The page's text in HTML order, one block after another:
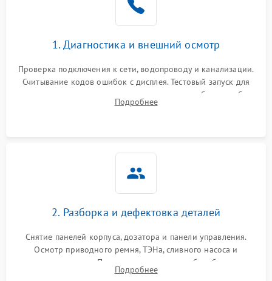
1. Диагностика и внешний осмотр
Проверка подключения к сети, водопроводу и канализации.
Считывание кодов ошибок с дисплея. Тестовый запуск для
выявления посторонних шумов, протечек или сбоев в работе
электронного модуля управления.
Подробнее
2. Разборка и дефектовка деталей
Снятие панелей корпуса, дозатора и панели управления.
Осмотр приводного ремня, ТЭНа, сливного насоса и
амортизаторов. Проверка подшипников барабана и
крестовины на износ, а манжеты люка на разрывы.
Подробнее